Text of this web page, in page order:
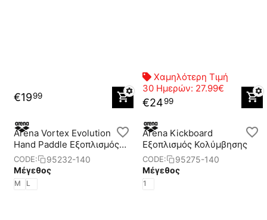
€1999
Χαμηλότερη Τιμή
30 Ημερών: 27.99€
€2499
Arena Vortex Evolution
Hand Paddle Eξοπλισμός
Κολύμβησης
CODE:
95232-140
Μέγεθος
M L
Arena Kickboard
Eξοπλισμός Κολύμβησης
CODE:
95275-140
Μέγεθος
1